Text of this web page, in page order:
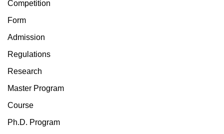
Competition
Form
Admission
Regulations
Research
Master Program
Course
Ph.D. Program